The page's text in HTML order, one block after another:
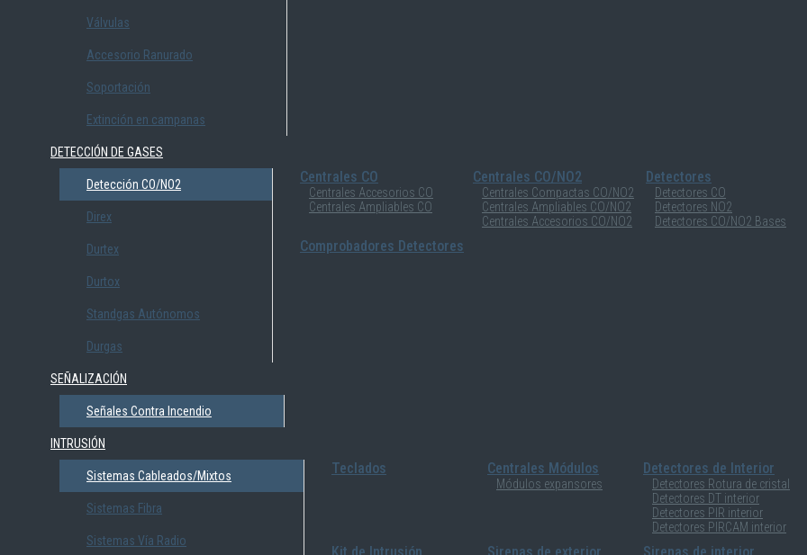
Válvulas
Accesorio Ranurado
Soportación
Extinción en campanas
DETECCIÓN DE GASES
Detección CO/NO2
Direx
Durtex
Durtox
Standgas Autónomos
Durgas
Centrales CO
Centrales Accesorios CO
Centrales Ampliables CO
Centrales CO/NO2
Centrales Compactas CO/NO2
Centrales Ampliables CO/NO2
Centrales Accesorios CO/NO2
Detectores
Detectores CO
Detectores NO2
Detectores CO/NO2 Bases
Comprobadores Detectores
SEÑALIZACIÓN
Señales Contra Incendio
INTRUSIÓN
Sistemas Cableados/Mixtos
Sistemas Fibra
Sistemas Vía Radio
Teclados Centrales Módulos
Módulos expansores
Detectores de Interior
Detectores Rotura de cristal
Detectores DT interior
Detectores PIR interior
Detectores PIRCAM interior